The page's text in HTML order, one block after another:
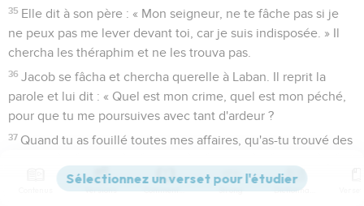
35 Elle dit à son père : « Mon seigneur, ne te fâche pas si je
ne peux pas me lever devant toi, car je suis indisposée. » Il
chercha les théraphim et ne les trouva pas.
36 Jacob se fâcha et chercha querelle à Laban. Il reprit la
parole et lui dit : « Quel est mon crime, quel est mon péché,
pour que tu me poursuives avec tant d'ardeur ?
37 Quand tu as fouillé toutes mes affaires, qu'as-tu trouvé des
respectives, et qu'elles soient juges entre nous deux.
Versions Commentaires Strong